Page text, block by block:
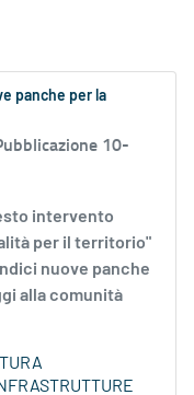
panche per la
10-
intervento
per il territorio"
nuove panche
alla comunità